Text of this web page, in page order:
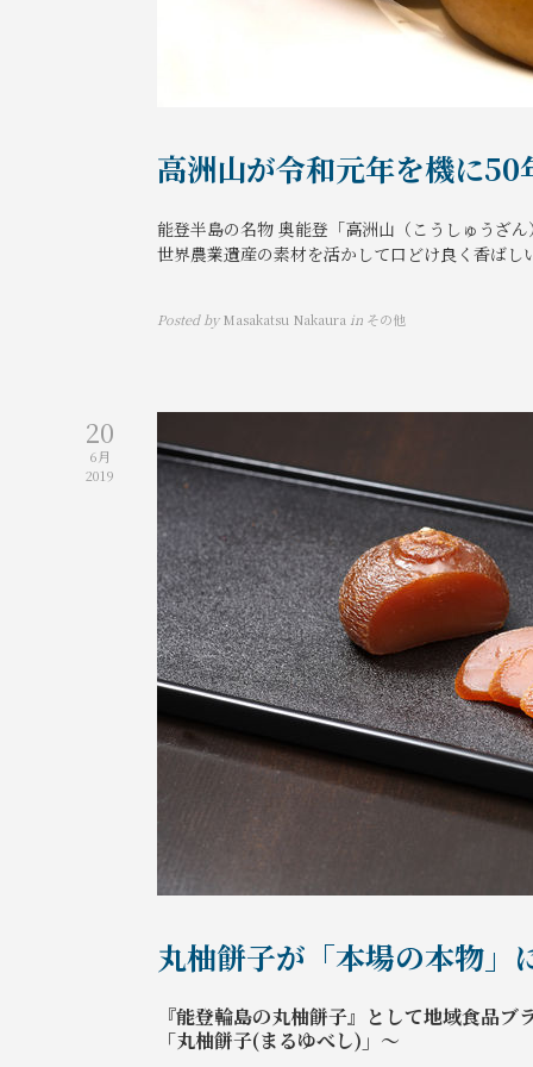
高洲山が令和元年を機に
能登半島の名物 奥能登「高洲山（こうしゅうざ
世界農業遺産の素材を活かして口どけ良く香ば
Posted by Masakatsu Nakaura in その他
20
6月
2019
丸柚餅子が「本場の本物」
『能登輪島の丸柚餅子』として地域食品
「丸柚餅子(まるゆべし)」～